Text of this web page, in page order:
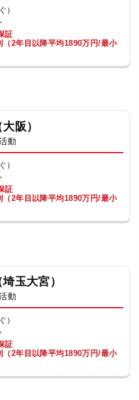
）
証
（2年目以降平均1890万円/最小
阪）
動
）
証
（2年目以降平均1890万円/最小
玉大宮）
動
）
証
（2年目以降平均1890万円/最小
用規約
定義集 動画集